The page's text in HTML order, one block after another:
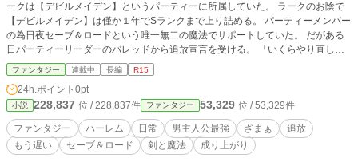
ークは【デビルメイデン】というパーティーに所属していた。 ラークのお陰で
【デビルメイデン】は僅か１年でSランクまで上り詰める。 パーティーメンバー
の為日夜セーブ＆ロードという唯一無二の魔法でサポートしていた。 だがある
日パーティーリーダーのバレッドから追放宣言を受ける。 「いくらやり直して
も無駄なんだよ。お前よりもっと戦力になる魔導士見つけたから」 「え！？
いやでも俺がいないと一回しか挑戦できないよ」 「同じ結果になるなら変わら
ねえんだよ。出ていけ無能が」 他のパーティーメンバーも全員納得してラー
クを追放する。 「俺のスキルなしでＳランクは難しかったはずなのに」 そう
呟きながらラークはパーティーから追放される。 そしてラークは同時に個性
豊かな美少女達に勧誘を受け【ホワイトアリス】というパーティーに所属する。
そのパーティーは美少女しかいなく毎日冒険者としても男としても充実した生
ファンタジー 連載中 長編 R15
24h.ポイント 0pt
小説 228,837 位 / 228,837件 ファンタジー 53,329 位 / 53,329件
ファンタジー ハーレム 日常 男主人公最強 ざまぁ
追放
もう遅い
セーブ＆ロード 剣と魔法 成り上がり